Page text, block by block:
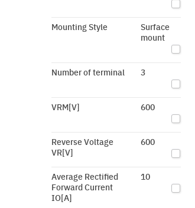
Mounting Style
Surface
mount
Number of terminal 3
VRM[V] 600
Reverse Voltage
VR[V]
600
Average Rectified
Forward Current
IO[A]
10